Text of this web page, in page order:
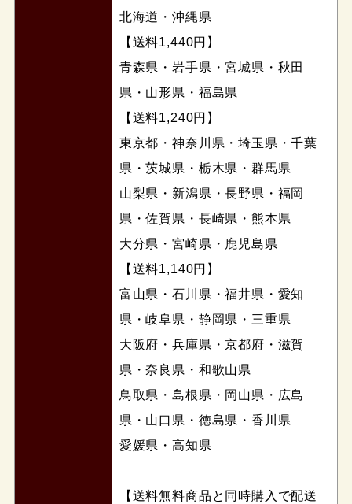
北海道・沖縄県
【送料1,440円】
青森県・岩手県・宮城県・秋田
県・山形県・福島県
【送料1,240円】
東京都・神奈川県・埼玉県・千葉
県・茨城県・栃木県・群馬県
山梨県・新潟県・長野県・福岡
県・佐賀県・長崎県・熊本県
大分県・宮崎県・鹿児島県
【送料1,140円】
富山県・石川県・福井県・愛知
県・岐阜県・静岡県・三重県
大阪府・兵庫県・京都府・滋賀
県・奈良県・和歌山県
鳥取県・島根県・岡山県・広島
県・山口県・徳島県・香川県
愛媛県・高知県
【送料無料商品と同時購入で配送